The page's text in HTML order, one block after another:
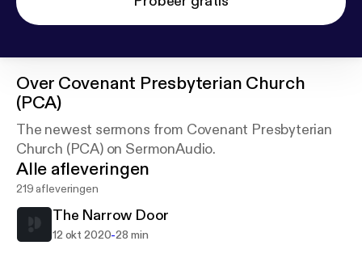
Over Covenant Presbyterian Church
(PCA)
The newest sermons from Covenant Presbyterian
Church (PCA) on SermonAudio.
Alle afleveringen
219 afleveringen
The Narrow Door
12 okt 2020-28 min